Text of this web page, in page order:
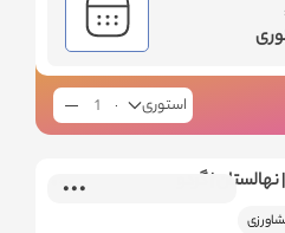
استوری
| گردو